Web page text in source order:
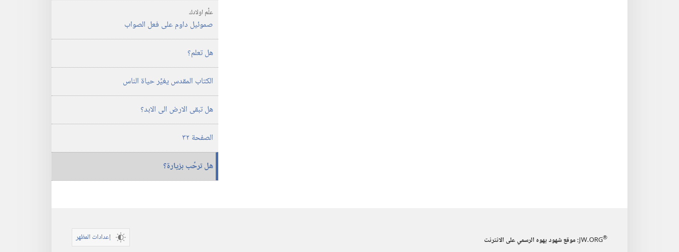
علِّم اولادك
صموئيل داوم على فعل الصواب
هل تعلم؟‏
الكتاب المقدس يغيِّر حياة الناس
هل تبقى الارض الى الابد؟‏
الصفحة ٣٢
هل ترحِّب بزيارة؟‏
JW.ORG® :‏ موقع شهود يهوه الرسمي على الانترنت إعدادات المظهر